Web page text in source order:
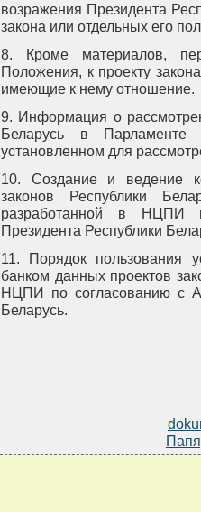
возражения Президента
закона или отдельных его
8. Кроме материалов,
Положения, к проекту
имеющие к нему отношение.
9. Информация о
Беларусь в
установленном для
10. Создание и ведение
законов Республики
разработанной в НЦПИ
Президента Республики
11. Порядок пользования
банком данных проектов
НЦПИ по согласованию с
Беларусь.